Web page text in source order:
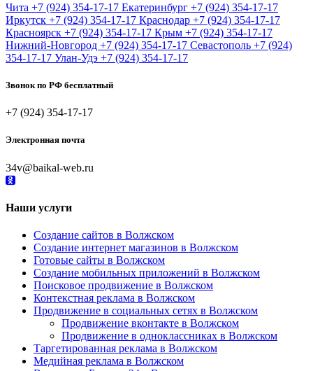
Чита +7 (924) 354-17-17 Екатеринбург +7 (924) 354-17-17
Иркутск +7 (924) 354-17-17 Краснодар +7 (924) 354-17-17
Красноярск +7 (924) 354-17-17 Крым +7 (924) 354-17-17
Нижний-Новгород +7 (924) 354-17-17 Севастополь +7 (924)
354-17-17 Улан-Удэ +7 (924) 354-17-17
Звонок по РФ бесплатный
+7 (924) 354-17-17
Электронная почта
34v@baikal-web.ru
Наши услуги
Создание сайтов в Волжском
Создание интернет магазинов в Волжском
Готовые сайты в Волжском
Создание мобильных приложений в Волжском
Поисковое продвижение в Волжском
Контекстная реклама в Волжском
Продвижение в социальных сетях в Волжском
Продвижение вконтакте в Волжском
Продвижение в одноклассниках в Волжском
Таргетированная реклама в Волжском
Медийная реклама в Волжском